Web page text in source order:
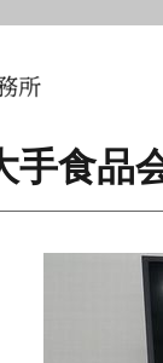
クセル
手食品